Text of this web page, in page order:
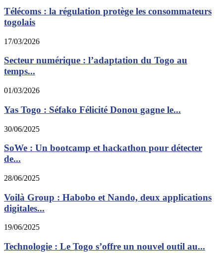
Télécoms : la régulation protège les consommateurs
togolais
17/03/2026
Secteur numérique : l’adaptation du Togo au
temps...
01/03/2026
Yas Togo : Séfako Félicité Donou gagne le...
30/06/2025
SoWe : Un bootcamp et hackathon pour détecter
de...
28/06/2025
Voilà Group : Habobo et Nando, deux applications
digitales...
19/06/2025
Technologie : Le Togo s’offre un nouvel outil au...